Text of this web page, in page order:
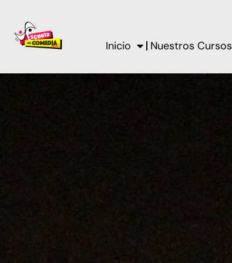
contenido
Inicio Nuestros Cursos